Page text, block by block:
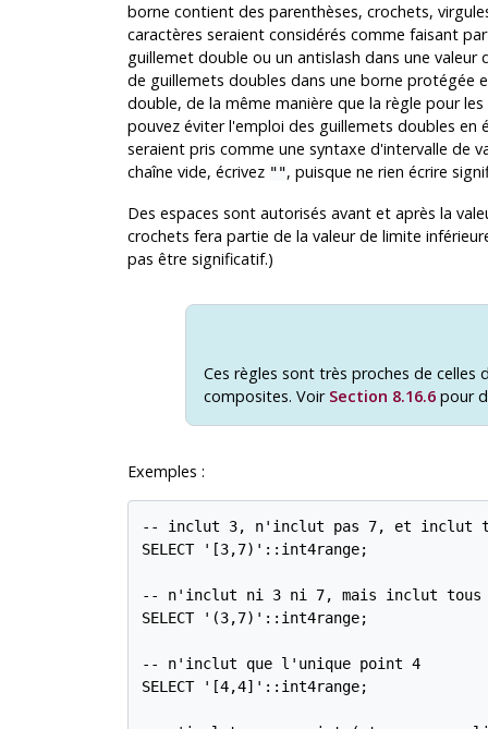
borne contient des parenthèses, crochets,
caractères seraient considérés comme faisant
guillemet double ou un antislash dans une
de guillemets doubles dans une borne protégée
double, de la même manière que la règle pour
pouvez éviter l'emploi des guillemets doubles en
seraient pris comme une syntaxe d'intervalle de
chaîne vide, écrivez "", puisque ne rien écrire
Des espaces sont autorisés avant et après la
crochets fera partie de la valeur de limite
pas être significatif.)
Ces règles sont très proches de celles
composites. Voir Section 8.16.6 pour
Exemples :
-- inclut 3, n'inclut pas 7, et inclut
SELECT '[3,7)'::int4range;
-- n'inclut ni 3 ni 7, mais inclut tous
SELECT '(3,7)'::int4range;
-- n'inclut que l'unique point 4
SELECT '[4,4]'::int4range;